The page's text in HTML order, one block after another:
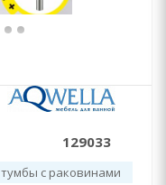
129033
тумбы с раковинами